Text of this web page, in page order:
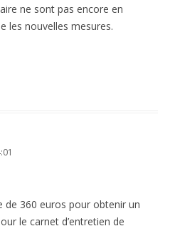
ne sont pas encore en
les nouvelles mesures.
de 360 euros pour obtenir un
le carnet d’entretien de